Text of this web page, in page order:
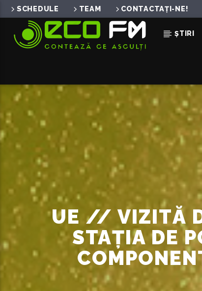
SCHEDULE TEAM CONTACTAȚI-NE!
ȘTIRI
ACUM ÎN DIRECT
SCRIE-MI PE SUFLET
NICOLE CHERRY
UE // VIZITĂ
STAȚIA DE